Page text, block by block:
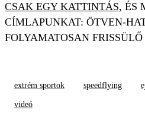
CSAK EGY KATTINTÁS, ÉS
CÍMLAPUNKAT: ÖTVEN-
FOLYAMATOSAN
extrém sportok speedflying
videó